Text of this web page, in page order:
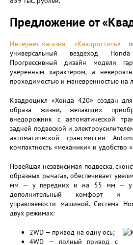
Предложение от
Интернет-магазин «Квадростиль»
универсальный вездеход
Прогрессивный дизайн модели
уверенным характером, а
проходимостью и маневренностью на
Квадроцикл «Хонда 420» создан для
образа жизни, желающих
внедорожник с автоматической
задней подвеской и
автоматической трансмиссии
компактность «механики» и удобство
Новейшая независимая подвеска,
образных рычагах, обеспечивает
мм — у передних и на 55 мм — у
дополнительный комфорт и
управляемости машиной. Система
двух режимах:
2WD — привод на одну ось;
4WD — полный привод с